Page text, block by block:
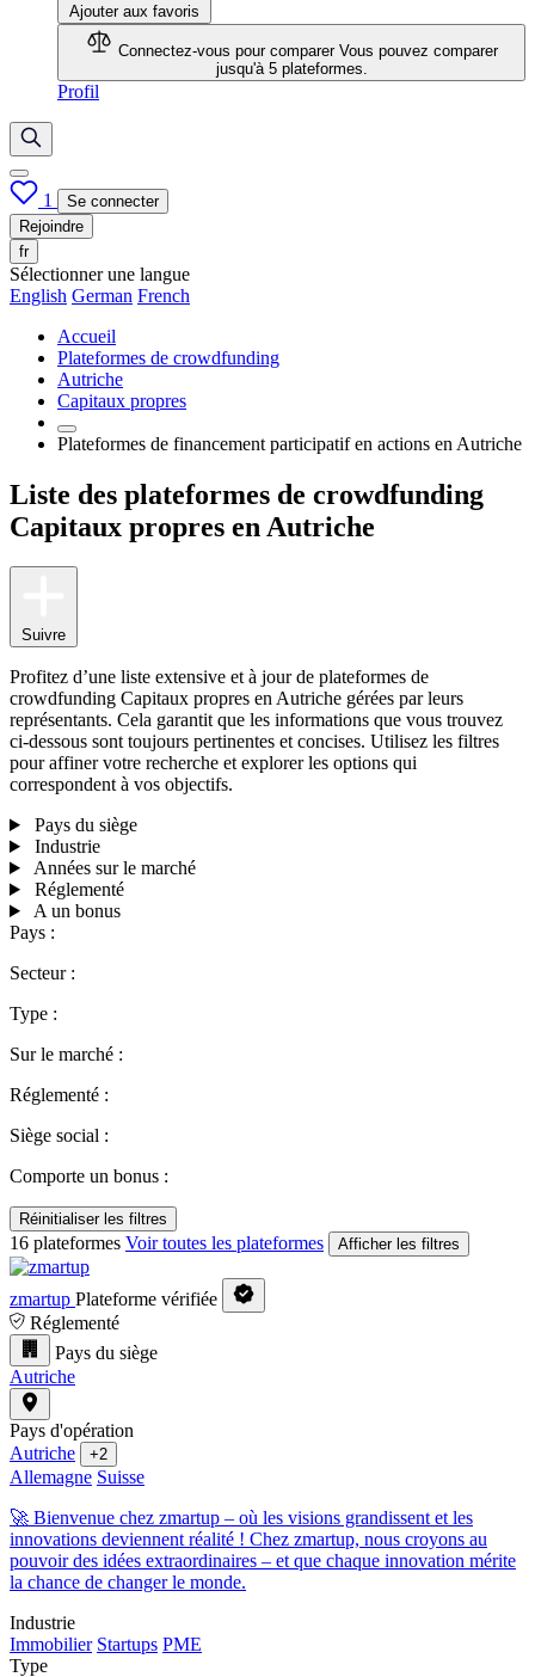
Ajouter aux favoris
Connectez-vous pour comparer Vous pouvez comparer
jusqu'à 5 plateformes.
Profil
1
Se connecter
Rejoindre
fr
Sélectionner une langue
English German French
Accueil
Plateformes de crowdfunding
Autriche
Capitaux propres
Plateformes de financement participatif en actions en Autriche
Liste des plateformes de crowdfunding
Capitaux propres en Autriche
Suivre
Profitez d’une liste extensive et à jour de plateformes de
crowdfunding Capitaux propres en Autriche gérées par leurs
représentants. Cela garantit que les informations que vous trouvez
ci-dessous sont toujours pertinentes et concises. Utilisez les filtres
pour affiner votre recherche et explorer les options qui
correspondent à vos objectifs.
Pays du siège
Industrie
Années sur le marché
Réglementé
A un bonus
Pays :
Secteur :
Type :
Sur le marché :
Réglementé :
Siège social :
Comporte un bonus :
Réinitialiser les filtres
16 plateformes Voir toutes les plateformes Afficher les filtres
zmartup Plateforme vérifiée
Réglementé
Pays du siège
Autriche
Pays d'opération
Autriche
+2
Allemagne Suisse
🚀 Bienvenue chez zmartup – où les visions grandissent et les
innovations deviennent réalité ! Chez zmartup, nous croyons au
pouvoir des idées extraordinaires – et que chaque innovation mérite
la chance de changer le monde.
Industrie
Immobilier Startups PME
Type